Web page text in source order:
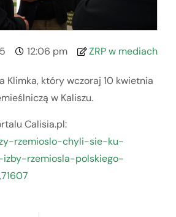
12:06 pm ZRP w mediach
Klimka, który wczoraj 10 kwietnia
w Kaliszu.
Calisia.pl:
rzemioslo-chyli-sie-ku-
rzemiosla-polskiego-